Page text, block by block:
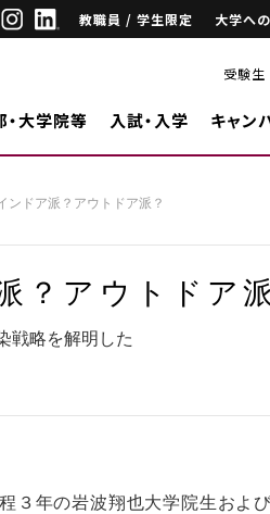
教職員 / 学生限定 大学へ
受験生
・大学院等 入試・入学 キャン
ンドア派？アウトドア派？
？アウトドア
戦略を解明した
年の岩波翔也大学院生およ